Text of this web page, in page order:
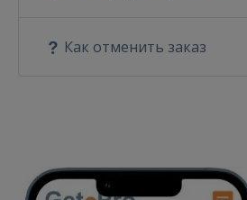
Как отменить заказ